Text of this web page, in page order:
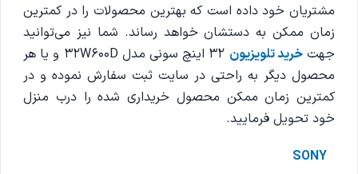
مشتریان خود داده است که بهترین محصولات را در کمترین
زمان ممکن به دستشان خواهد رساند. شما نیز می‌توانید
جهتخرید تلویزیون
32 اینچ سونی مدل 32W600D و یا هر
محصول دیگر به راحتی در سایت ثبت سفارش نموده و در
کمترین زمان ممکن محصول خریداری شده را درب منزل
خود تحویل فرمایید.
SONY